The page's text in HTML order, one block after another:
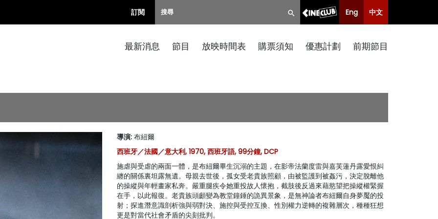
訂閱 Eng 中文
最新消息 節目 放映時間表 購票須知 優惠計劃 前期節目
導演: 布紐爾
西班牙／法國／意大利, 1970, 西班牙語, 99分鐘, DCP
施虐與受虐的兩面一體，是布紐爾畢生沉溺的主題，在影帝法蘭度雷與嘉芙蓮丹露愛恨糾
纏的關係裏坦露無遺。母親去世後，孤女受老貴族照顧，由被監護到被姦污，決定脫離他
的操縱與年輕畫家私奔。嚴重腿疾令她重投故人懷抱，截肢後反過來藉慾望把操縱權緊握
在手，以此報復。老貴族頭顱變為教堂鐘錘的詭異景象，是無神論者布紐爾自身夢魘的投
射；探進潛意識剖析強與弱對決、施控與受控互換、性別權力逆轉的複雜層次，種種狂想
更是對當代社會矛盾的尖刻批判。